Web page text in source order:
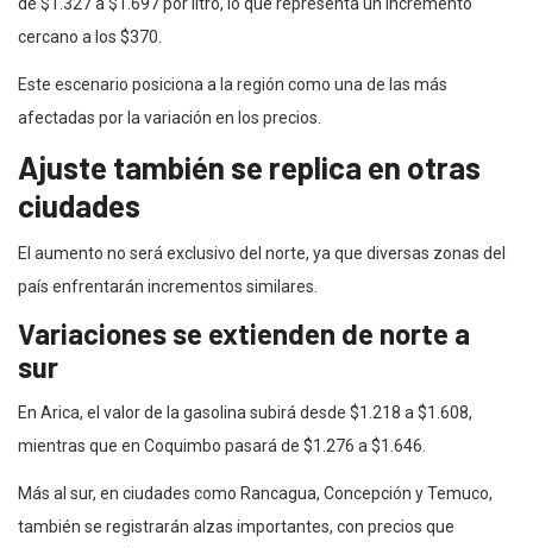
cercano a los $370.
Este escenario posiciona a la región como una de las más
afectadas por la variación en los precios.
Ajuste también se replica en otras
ciudades
El aumento no será exclusivo del norte, ya que diversas zonas del
país enfrentarán incrementos similares.
Variaciones se extienden de norte a
sur
En Arica, el valor de la gasolina subirá desde $1.218 a $1.608,
mientras que en Coquimbo pasará de $1.276 a $1.646.
Más al sur, en ciudades como Rancagua, Concepción y Temuco,
también se registrarán alzas importantes, con precios que